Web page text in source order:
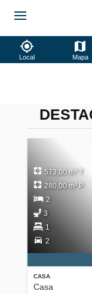
Local Mapa
CASA
Casa
573,00 m² T
280,00 m² P
2
3
1
2